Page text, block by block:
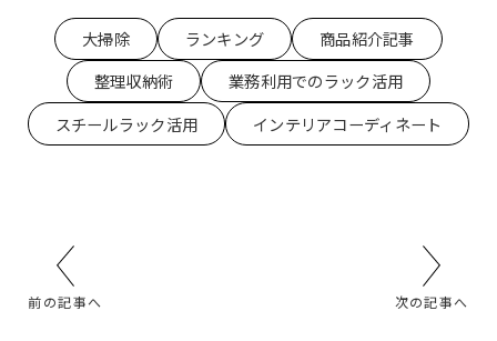
大掃除 ランキング
商品紹介記事
整理収納術
業務利用でのラック活用
スチールラック活用
インテリアコーディネート
前の記事へ 次の記事へ